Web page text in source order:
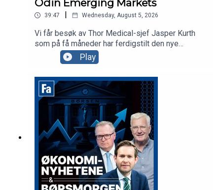
Odin Emerging Markets
39:47 Wednesday, August 5, 2026
Vi får besøk av Thor Medical-sjef Jasper Kurth
som på få måneder har ferdigstilt den nye
fabrikken på Herøya og levert første kundeordre.
Odin-forvalter Dan Erik Glover forklarer hvorfor
«fremvoksende økonomier»-fond i dag i praksis
er techfond og aksjekommentator Karl Johan
Molnes minner oss om at det er mer AI og
telekom enn Space i SpaceX.
Play